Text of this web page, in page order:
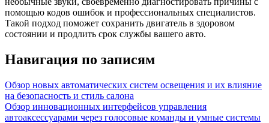
помощью кодов ошибок и профессиональных специалистов.
Такой подход поможет сохранить двигатель в здоровом
состоянии и продлить срок службы вашего авто.
Навигация по записям
Обзор новых автоматических систем освещения и их влияние
на безопасность и стиль салона
Обзор инновационных интерфейсов управления
автоаксессуарами через голосовые команды и умные системы